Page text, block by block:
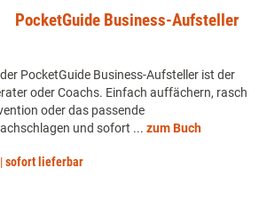
PocketGuide Business-Aufsteller
PocketGuide Business-Aufsteller ist der
oder Coachs. Einfach auffächern, rasch
oder das passende
und sofort ... zum Buch
|sofort lieferbar